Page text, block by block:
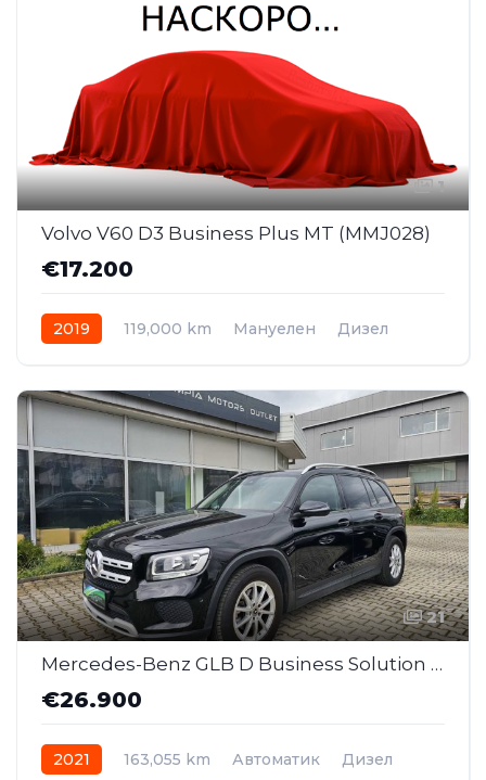
1
Volvo V60 D3 Business Plus MT (MMJ028)
€17.200
2019 119,000 km Мануелен Дизел
21
Mercedes-Benz GLB D Business Solution AT (MMI179)
€26.900
2021 163,055 km Автоматик
Дизел